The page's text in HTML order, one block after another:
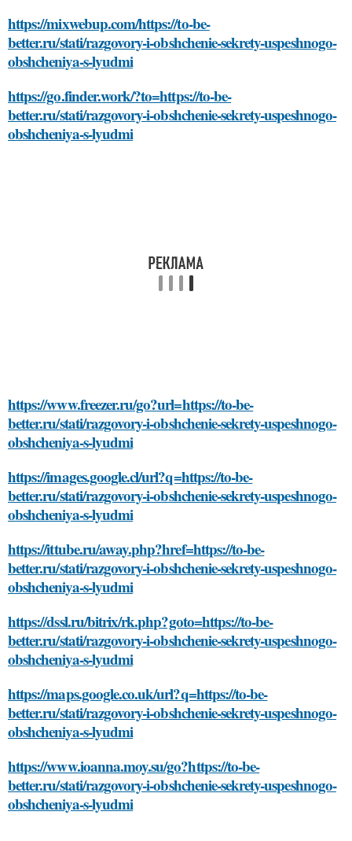
https://mixwebup.com/https://to-be-
better.ru/stati/razgovory-i-obshchenie-sekrety-uspeshnogo-
obshcheniya-s-lyudmi
https://go.finder.work/?to=https://to-be-
better.ru/stati/razgovory-i-obshchenie-sekrety-uspeshnogo-
obshcheniya-s-lyudmi
https://www.freezer.ru/go?url=https://to-be-
better.ru/stati/razgovory-i-obshchenie-sekrety-uspeshnogo-
obshcheniya-s-lyudmi
https://images.google.cl/url?q=https://to-be-
better.ru/stati/razgovory-i-obshchenie-sekrety-uspeshnogo-
obshcheniya-s-lyudmi
https://ittube.ru/away.php?href=https://to-be-
better.ru/stati/razgovory-i-obshchenie-sekrety-uspeshnogo-
obshcheniya-s-lyudmi
https://dssl.ru/bitrix/rk.php?goto=https://to-be-
better.ru/stati/razgovory-i-obshchenie-sekrety-uspeshnogo-
obshcheniya-s-lyudmi
https://maps.google.co.uk/url?q=https://to-be-
better.ru/stati/razgovory-i-obshchenie-sekrety-uspeshnogo-
obshcheniya-s-lyudmi
https://www.ioanna.moy.su/go?https://to-be-
better.ru/stati/razgovory-i-obshchenie-sekrety-uspeshnogo-
obshcheniya-s-lyudmi